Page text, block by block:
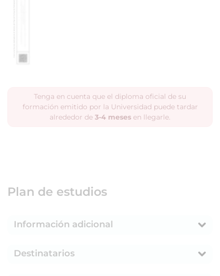
Tenga en cuenta que el diploma oficial de su
formación emitido por la Universidad puede tardar
alrededor de 3-4 meses en llegarle.
Plan de estudios
Información adicional
Destinatarios